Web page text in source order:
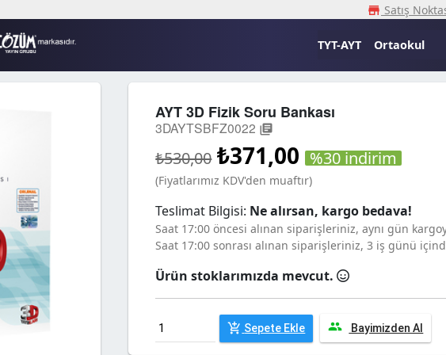
Satış
TYT-AYT Ortaokul
AYT 3D Fizik Soru Bankası
3DAYTSBFZ0022 library_books
₺530,00₺371,00 %30 indirim
(Fiyatlarımız KDV'den muaftır)
Teslimat Bilgisi: Ne alırsan, kargo bedava!
Saat 17:00 öncesi alınan siparişleriniz, aynı gün
Saat 17:00 sonrası alınan siparişleriniz, 3 iş günü
Ürün stoklarımızda mevcut.
add_shopping_cart Sepete Ekle peoplesBayimizden Al